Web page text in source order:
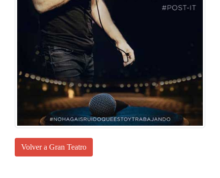
Volver a Gran Teatro